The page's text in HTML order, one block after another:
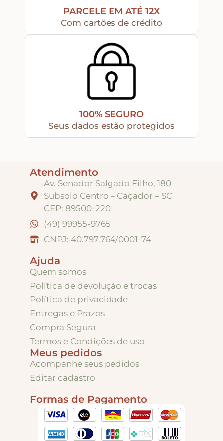
Religiosos – Zen – Gratidão
Amor – Love – Coração
Farmácia – medicamentos – remédios
Páscoa
Viagem – Relógios – Engrenagens – Cinema
Aviamentos
Decortela
Flores
Rendas – Passamanarias – Fitas
Cordões São Francisco – Cordas
PARCELE EM ATÉ 12X
Com cartões de crédito
100% SEGURO
Seus dados estão protegidos
Atendimento
Av. Senador Salgado Filho, 180 –
Subsolo Centro – Caçador – SC
CEP: 89500-220
(49) 99955-9765
CNPJ: 40.797.764/0001-74
Ajuda
Quem somos
Política de devolução e trocas
Política de privacidade
Entregas e Prazos
Compra Segura
Termos e Condições de uso
Meus pedidos
Acompanhe seus pedidos
Editar cadastro
Formas de Pagamento